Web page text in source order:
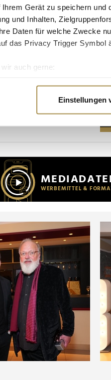
Gerät zu speichern
und Inhalten,
Daten für welche Zwecke
das Privacy Trigger Symbol
auch gerne:
Ihre persönlichen Daten
und Anzeigen zu
Medien, Werbung und
zusammen, die Sie ihnen
Einstellungen